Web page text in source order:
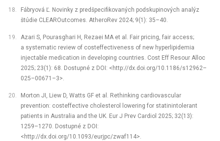
Fábryová Ľ. Novinky z predšpecifikovaných podskupinových analýz
štúdie CLEAR­Outcomes. AtheroRev 2024; 9(1): 35–40.
Azari S, Pourasghari H, Rezaei MA et al. Fair pricing, fair access;
a systematic review of cost­effectiveness of new hyperlipidemia
injectable medication in developing countries. Cost Eff Resour Alloc
2025; 23(1): 68. Dostupné z DOI: <http://dx.doi.org/10.1186/s12962–
025–00671–3>.
Morton JI, Liew D, Watts GF et al. Rethinking cardiovascular
prevention: cost­effective cholesterol lowering for statin­intolerant
patients in Australia and the UK. Eur J Prev Cardiol 2025; 32(13):
1259–1270. Dostupné z DOI:
<http://dx.doi.org/10.1093/eurjpc/zwaf114>.